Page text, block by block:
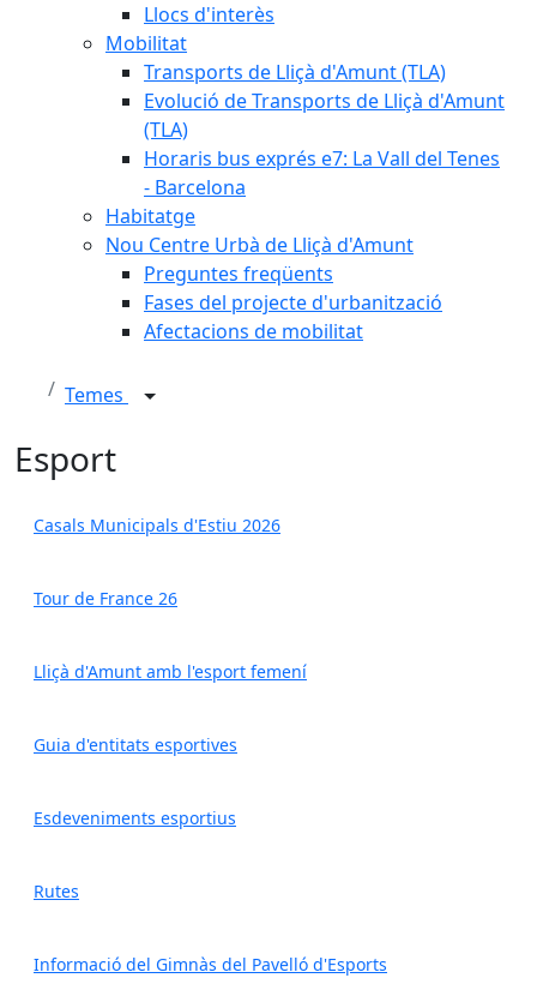
Llocs d'interès
Mobilitat
Transports de Lliçà d'Amunt (TLA)
Evolució de Transports de Lliçà d'Amunt
(TLA)
Horaris bus exprés e7: La Vall del Tenes
- Barcelona
Habitatge
Nou Centre Urbà de Lliçà d'Amunt
Preguntes freqüents
Fases del projecte d'urbanització
Afectacions de mobilitat
Temes
Esport
Casals Municipals d'Estiu 2026
Tour de France 26
Lliçà d'Amunt amb l'esport femení
Guia d'entitats esportives
Esdeveniments esportius
Rutes
Informació del Gimnàs del Pavelló d'Esports